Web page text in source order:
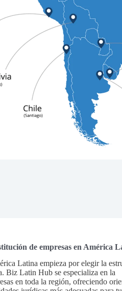
de empresas en América
Latina empieza por elegir la
Biz Latin Hub se especializa en la
en toda la región, ofreciendo